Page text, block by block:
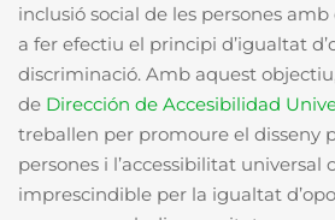
inclusió social de les persones
a fer efectiu el principi d’igualtat
discriminació. Amb aquest
de Dirección de Accesibilidad
treballen per promoure el disseny
persones i l’accessibilitat universal
imprescindible per la igualtat